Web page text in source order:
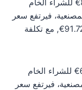
سعر الذهب عيار 21 اليوم يبلغ 80.95€ للشراء الخام
المصنعية، فيرتفع سعر
الشراء إلى 89.05€ وسعر البيع إلى 91.72€, مع تكلفة
سعر الذهب عيار 18 اليوم يبلغ 69.39€ للشراء الخام
فيرتفع سعر